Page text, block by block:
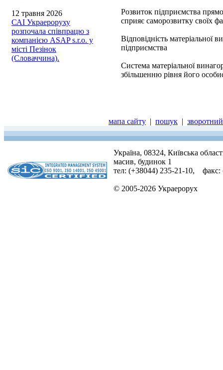
12 травня 2026
САІ Украероруху
розпочала співпрацю з
компанією ASAP s.r.o. у
місті Пезінок
(Словаччина).
Розвиток підприємства
сприяє саморозвитку своїх
Відповідність матеріальної
підприємства
Система матеріальної
збільшенню рівня його
мапа сайту | пошук |
Україна, 08324, Київська
масив, будинок 1
тел: (+38044) 235-21-10, факс:
© 2005-2026 Украерорух